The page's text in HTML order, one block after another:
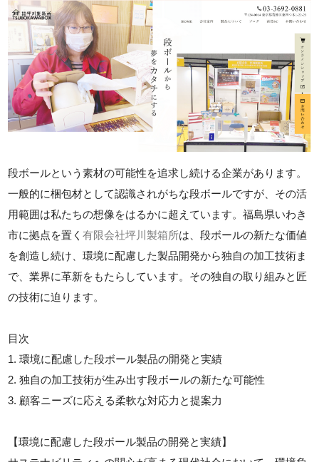
段ボールという素材の可能性を追求し続ける企業があります。
一般的に梱包材として認識されがちな段ボールですが、その活
用範囲は私たちの想像をはるかに超えています。福島県いわき
市に拠点を置く有限会社坪川製箱所は、段ボールの新たな価値
を創造し続け、環境に配慮した製品開発から独自の加工技術ま
で、業界に革新をもたらしています。その独自の取り組みと匠
の技術に迫ります。
目次
1. 環境に配慮した段ボール製品の開発と実績
2. 独自の加工技術が生み出す段ボールの新たな可能性
3. 顧客ニーズに応える柔軟な対応力と提案力
【環境に配慮した段ボール製品の開発と実績】